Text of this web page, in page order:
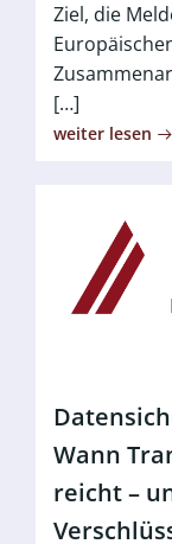
Ziel, die
[…]
weiter lesen
Wann
reicht –